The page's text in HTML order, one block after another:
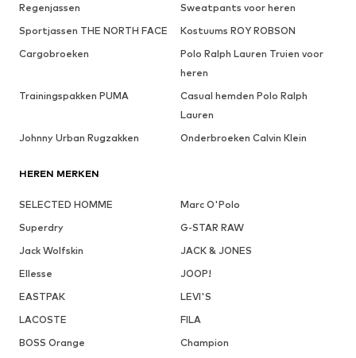
Regenjassen
Sweatpants voor heren
Sportjassen THE NORTH FACE
Kostuums ROY ROBSON
Cargobroeken
Polo Ralph Lauren Truien voor
heren
Trainingspakken PUMA
Casual hemden Polo Ralph
Lauren
Johnny Urban Rugzakken
Onderbroeken Calvin Klein
HEREN MERKEN
SELECTED HOMME
Marc O'Polo
Superdry
G-STAR RAW
Jack Wolfskin
JACK & JONES
Ellesse
JOOP!
EASTPAK
LEVI'S
LACOSTE
FILA
BOSS Orange
Champion